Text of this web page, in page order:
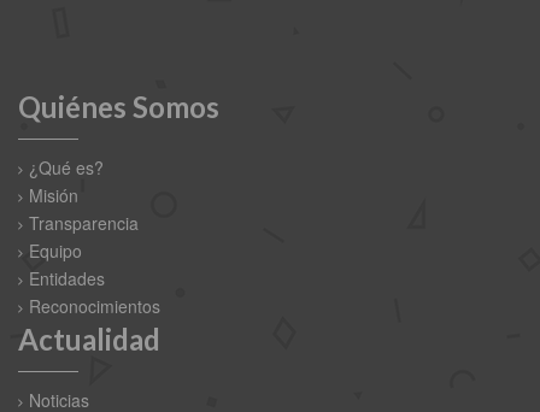
Quiénes Somos
¿Qué es?
Misión
Transparencia
Equipo
Entidades
Reconocimientos
Actualidad
Noticias